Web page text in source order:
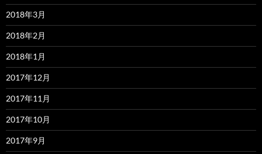
2018年3月
2018年2月
2018年1月
2017年12月
2017年11月
2017年10月
2017年9月